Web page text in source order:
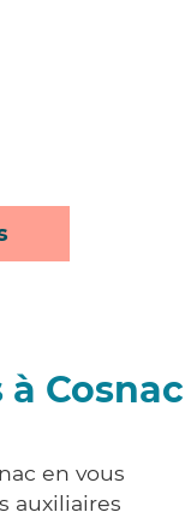
Cosnac
en vous
auxiliaires